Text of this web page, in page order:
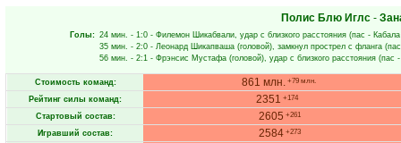
Полис Блю Иглс-
Голы: 24 мин. - 1:0 - Филемон Шикабвали, удар с близкого расстояния (пас -
35 мин. - 2:0 - Леонард Шикапваша (головой), замкнул прострел с фланга
56 мин. - 2:1 - Фрэнсис Мустафа (головой), удар с близкого расстояния (пас
Стоимость команд: 861 млн. +79 млн.
Рейтинг силы команд: 2351 +174
Стартовый состав: 2605 +261
Игравший состав: 2584 +273